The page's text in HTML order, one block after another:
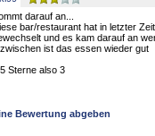
darauf an...
bar/restaurant hat in letzter
und es kam darauf an
ist das essen wieder gut
Sterne also 3
Bewertung abgeben